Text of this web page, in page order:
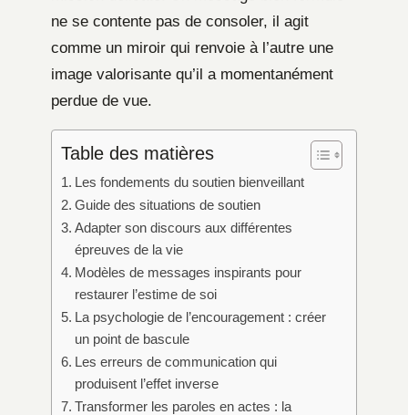
ne se contente pas de consoler, il agit
comme un miroir qui renvoie à l’autre une
image valorisante qu’il a momentanément
perdue de vue.
Table des matières
Les fondements du soutien bienveillant
Guide des situations de soutien
Adapter son discours aux différentes
épreuves de la vie
Modèles de messages inspirants pour
restaurer l’estime de soi
La psychologie de l’encouragement : créer
un point de bascule
Les erreurs de communication qui
produisent l’effet inverse
Transformer les paroles en actes : la